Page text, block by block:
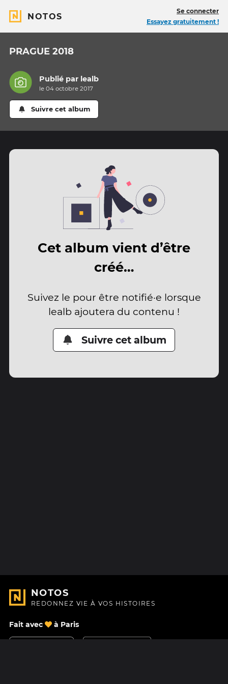
NOTOS
Se connecter
Essayez gratuitement !
PRAGUE 2018
Publié par lealb
le 04 octobre 2017
Suivre cet album
Cet album vient d’être
créé…
Suivez le pour être notifié·e lorsque
lealb ajoutera du contenu !
Suivre cet album
NOTOS
REDONNEZ VIE À VOS HISTOIRES
Fait avec à Paris